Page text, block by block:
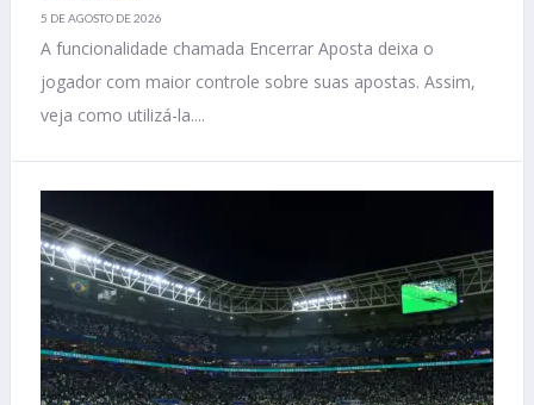
5 DE AGOSTO DE 2026
A funcionalidade chamada Encerrar Aposta deixa o
jogador com maior controle sobre suas apostas. Assim,
veja como utilizá-la....